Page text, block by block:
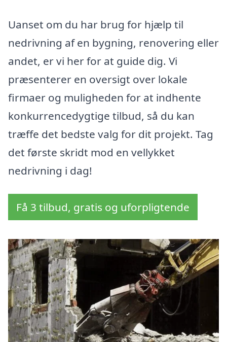
Uanset om du har brug for hjælp til
nedrivning af en bygning, renovering eller
andet, er vi her for at guide dig. Vi
præsenterer en oversigt over lokale
firmaer og muligheden for at indhente
konkurrencedygtige tilbud, så du kan
træffe det bedste valg for dit projekt. Tag
det første skridt mod en vellykket
nedrivning i dag!
Få 3 tilbud, gratis og uforpligtende